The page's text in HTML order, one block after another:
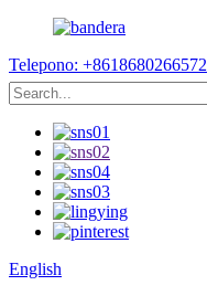
Telepono: +8618680266572
English